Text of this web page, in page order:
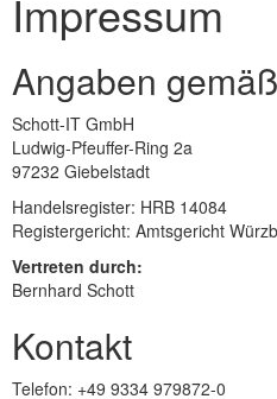
Impressum
Angaben
Schott-IT GmbH
Ludwig-Pfeuffer-Ring 2a
97232 Giebelstadt
Handelsregister: HRB 14084
Registergericht: Amtsgericht
Vertreten durch:
Bernhard Schott
Kontakt
Telefon: +49 9334 979872-0